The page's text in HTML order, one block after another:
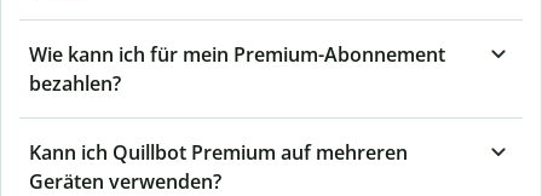
Wie kann ich für mein Premium-Abonnement
bezahlen?
Kann ich Quillbot Premium auf mehreren
Geräten verwenden?